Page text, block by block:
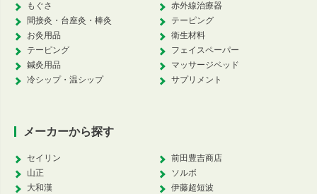
もぐさ
間接灸・台座灸・棒灸
お灸用品
テーピング
鍼灸用品
冷シップ・温シップ
赤外線治療器
テーピング
衛生材料
フェイスペーパー
マッサージベッド
サプリメント
メーカーから探す
セイリン
山正
大和漢
前田豊吉商店
ソルボ
伊藤超短波